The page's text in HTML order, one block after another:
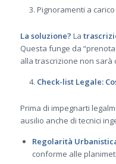
Pignoramenti a
La soluzione? La
Questa funge da
alla trascrizione non sarà
Check-list Legale:
Prima di impegnarti
ausilio anche di tecnici
Regolarità
conforme alle